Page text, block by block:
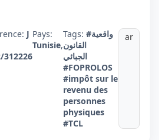
J
312226
Pays:
Tunisie,
Tags: #واقعية
القانون
الجبائي
#FOPROLOS
#impôt sur le
revenu des
personnes
physiques
#TCL
ar